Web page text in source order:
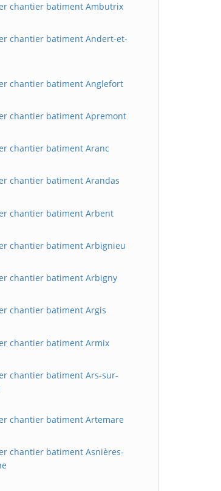
chantier batiment Ambutrix
chantier batiment Andert-et-
chantier batiment Anglefort
chantier batiment Apremont
chantier batiment Aranc
chantier batiment Arandas
chantier batiment Arbent
chantier batiment Arbignieu
chantier batiment Arbigny
chantier batiment Argis
chantier batiment Armix
chantier batiment Ars-sur-
chantier batiment Artemare
chantier batiment Asnières-